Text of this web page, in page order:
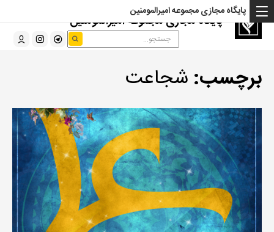
پایگاه مجازی مجموعه امیرالمومنین
پایگاه مجازی مجموعه امیرالمومنین
برچسب: شجاعت